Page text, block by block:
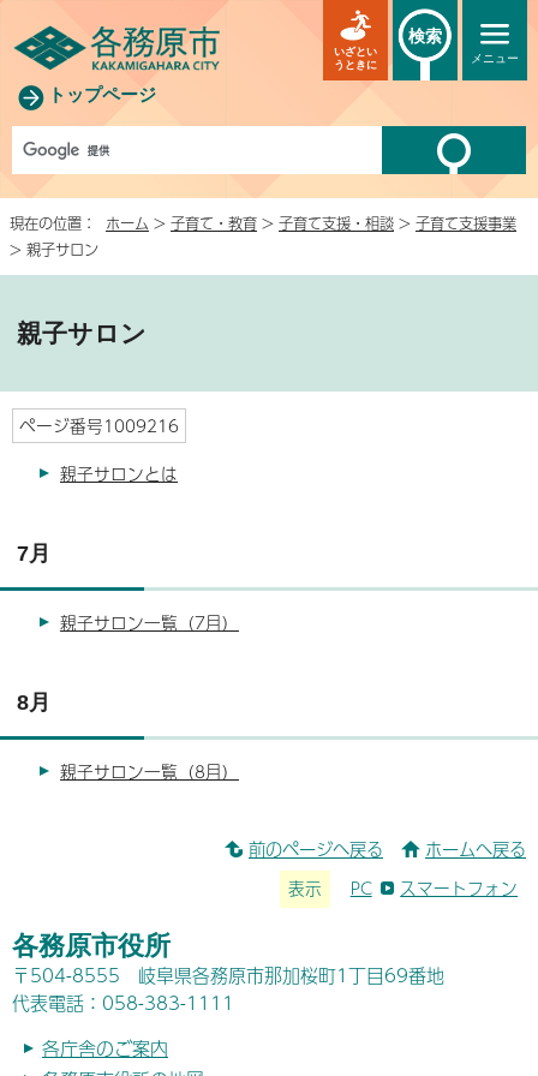
トップページ
メニュー
いざとい
うときに
検索
現在の位置： ホーム > 子育て・教育 > 子育て支援・相談 > 子育て支援事業
> 親子サロン
親子サロン
ページ番号1009216
親子サロンとは
7月
親子サロン一覧（7月）
8月
親子サロン一覧（8月）
前のページへ戻る ホームへ戻る
表示 PC スマートフォン
各務原市役所
〒504-8555 岐阜県各務原市那加桜町1丁目69番地
代表電話：058-383-1111
各庁舎のご案内